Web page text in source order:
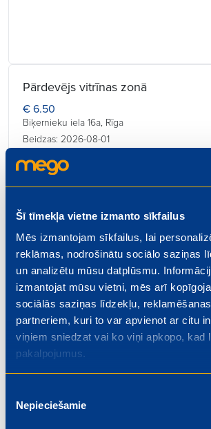
Šī tīmekļa vietne izmanto sīkfailus
Mēs izmantojam sīkfailus, lai
reklāmas, nodrošinātu sociālo saziņas
un analizētu mūsu datplūsmu.
izmantojat mūsu vietni, mēs arī
sociālās saziņas līdzekļu,
partneriem, kuri to var apvienot ar citu
viņiem sniedzat vai ko viņi apkopo, kad
pakalpojumus.
izvēle
Nepieciešamie
Pārdevējs vitrīnas zonā
€ 6.50
Biķernieku iela 16a, Rīga
Beidzas: 2026-08-01
Kulinārijas ceha vadītājs
€ 1300.00
Rīgas iela 4, Valmiera
Beidzas: 2026-08-01
€ 5.50